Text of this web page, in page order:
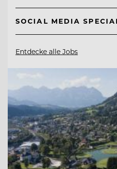
SOCIAL MEDIA
Entdecke alle Jobs